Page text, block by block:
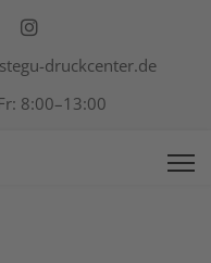
druckcenter.de
8:00–13:00